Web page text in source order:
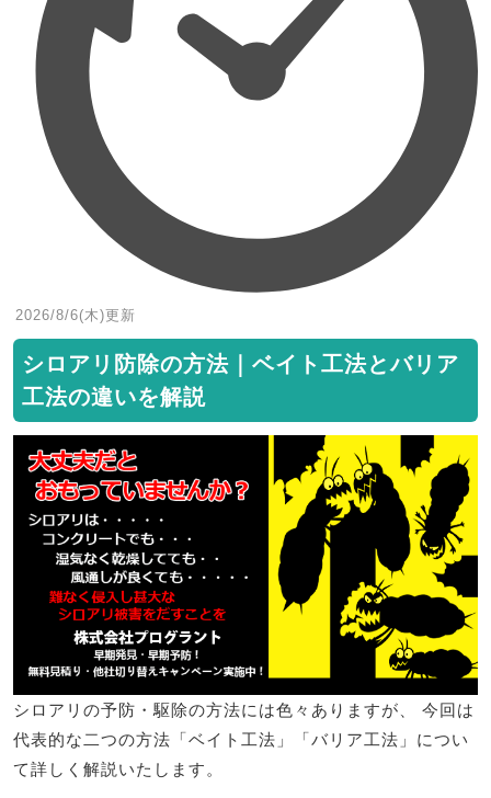
2026/8/6(木)更新
シロアリ防除の方法｜ベイト工法とバリア
工法の違いを解説
シロアリの予防・駆除の方法には色々ありますが、 今回は
代表的な二つの方法「ベイト工法」「バリア工法」につい
て詳しく解説いたします。